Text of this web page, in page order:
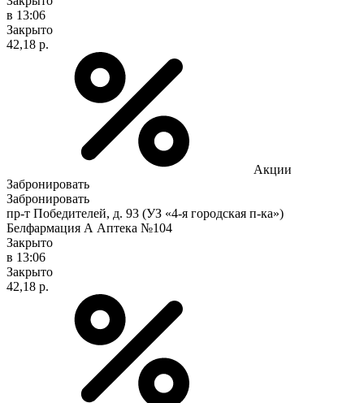
в 13:06
Закрыто
42,18 р.
Акции
Забронировать
Забронировать
пр-т Победителей, д. 93 (УЗ «4-я городская п-ка»)
Белфармация А Аптека №104
Закрыто
в 13:06
Закрыто
42,18 р.